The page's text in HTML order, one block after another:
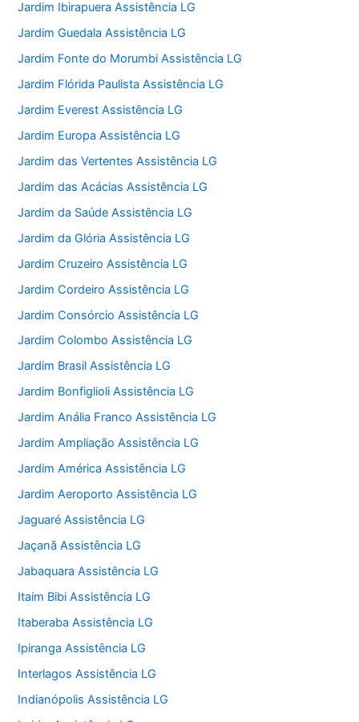
Jardim Ibirapuera Assistência LG
Jardim Guedala Assistência LG
Jardim Fonte do Morumbi Assistência LG
Jardim Flórida Paulista Assistência LG
Jardim Everest Assistência LG
Jardim Europa Assistência LG
Jardim das Vertentes Assistência LG
Jardim das Acácias Assistência LG
Jardim da Saúde Assistência LG
Jardim da Glória Assistência LG
Jardim Cruzeiro Assistência LG
Jardim Cordeiro Assistência LG
Jardim Consórcio Assistência LG
Jardim Colombo Assistência LG
Jardim Brasil Assistência LG
Jardim Bonfiglioli Assistência LG
Jardim Anália Franco Assistência LG
Jardim Ampliação Assistência LG
Jardim América Assistência LG
Jardim Aeroporto Assistência LG
Jaguaré Assistência LG
Jaçanã Assistência LG
Jabaquara Assistência LG
Itaim Bibi Assistência LG
Itaberaba Assistência LG
Ipiranga Assistência LG
Interlagos Assistência LG
Indianópolis Assistência LG